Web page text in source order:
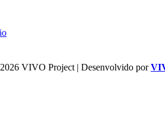
VIVO Project | Desenvolvido por